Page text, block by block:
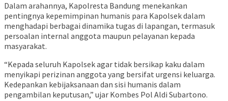
Dalam arahannya, Kapolresta Bandung menekankan
pentingnya kepemimpinan humanis para Kapolsek dalam
menghadapi berbagai dinamika tugas di lapangan, termasuk
persoalan internal anggota maupun pelayanan kepada
masyarakat.
“Kepada seluruh Kapolsek agar tidak bersikap kaku dalam
menyikapi perizinan anggota yang bersifat urgensi keluarga.
Kedepankan kebijaksanaan dan sisi humanis dalam
pengambilan keputusan,” ujar Kombes Pol Aldi Subartono.